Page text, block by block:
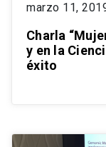
marzo 11,
Charla
y en la
éxito